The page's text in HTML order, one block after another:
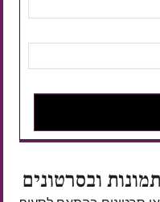
ובסרטונים